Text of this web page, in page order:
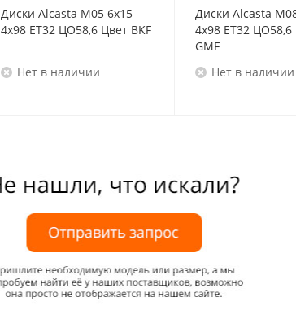
Диски Alcasta M05 6x15
4x98 ET32 ЦО58,6 Цвет BKF
Нет в наличии
Диски Alcasta
4x98 ET32 ЦО58,6
GMF
Нет в наличии